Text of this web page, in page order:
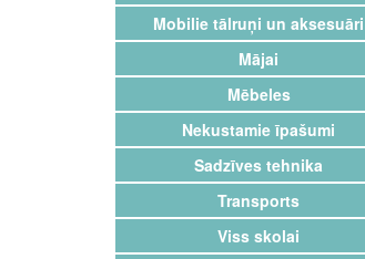
Mobilie tālruņi un aksesuāri
Mājai
Mēbeles
Nekustamie īpašumi
Sadzīves tehnika
Transports
Viss skolai